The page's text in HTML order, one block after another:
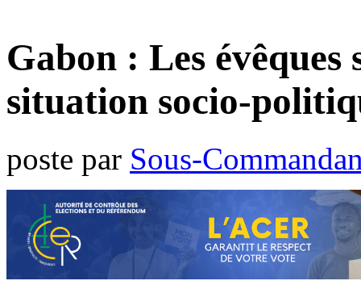
Gabon : Les
situation socio-
poste par Sous-